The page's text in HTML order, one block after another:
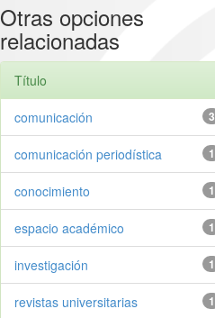
Otras opciones
relacionadas
Título
3
comunicación
1
comunicación periodística
1
conocimiento
1
espacio académico
1
investigación
1
revistas universitarias